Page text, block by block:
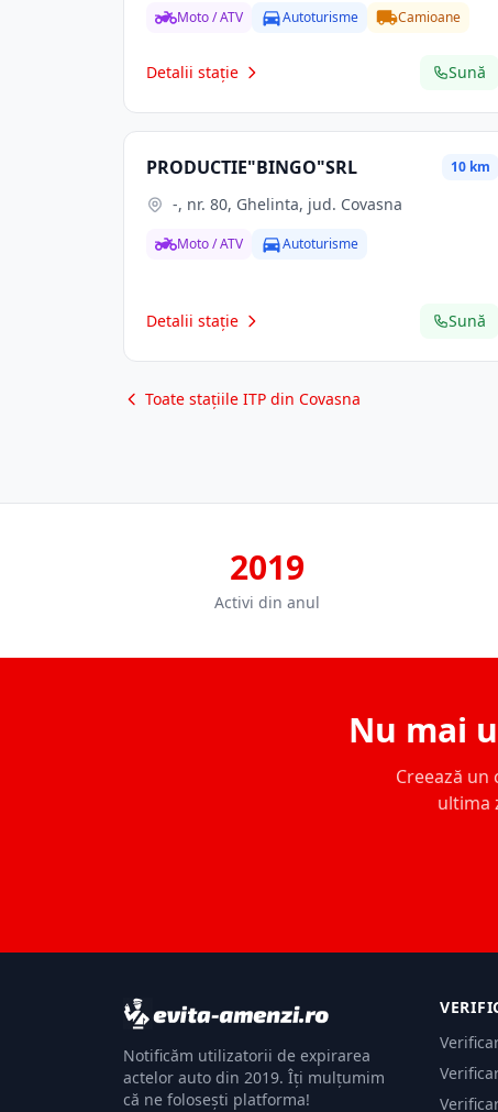
Moto / ATV Autoturisme Camioane
Detalii stație Sună
PRODUCTIE"BINGO"SRL 10 km
-, nr. 80, Ghelinta, jud. Covasna
Moto / ATV Autoturisme
Detalii stație Sună
Toate stațiile ITP din Covasna
2019
Activi din anul
Nu mai
Creează
ultima
Notificăm utilizatorii de expirarea
actelor auto din 2019. Îți mulțumim
că ne folosești platforma!